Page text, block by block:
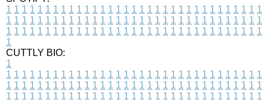
1 1 1 1 1 1 1 1 1 1 1 1 1 1 1 1 1 1 1 1 1 1 1 1 1 1 1 1 1 1 1 1 1
1 1 1 1 1 1 1 1 1 1 1 1 1 1 1 1 1 1 1 1 1 1 1 1 1 1 1 1 1 1 1 1 1
1 1 1 1 1 1 1 1 1 1 1 1 1 1 1 1 1 1 1 1 1 1 1 1 1 1 1 1 1 1 1 1 1
1
CUTTLY BIO:
1
1 1 1 1 1 1 1 1 1 1 1 1 1 1 1 1 1 1 1 1 1 1 1 1 1 1 1 1 1 1 1 1 1
1 1 1 1 1 1 1 1 1 1 1 1 1 1 1 1 1 1 1 1 1 1 1 1 1 1 1 1 1 1 1 1 1
1 1 1 1 1 1 1 1 1 1 1 1 1 1 1 1 1 1 1 1 1 1 1 1 1 1 1 1 1 1 1 1 1